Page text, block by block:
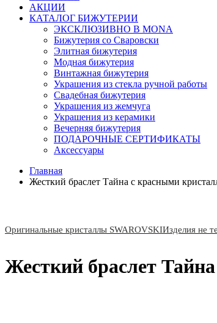
АКЦИИ
КАТАЛОГ БИЖУТЕРИИ
ЭКСКЛЮЗИВНО В MONA
Бижутерия со Сваровски
Элитная бижутерия
Модная бижутерия
Винтажная бижутерия
Украшения из стекла ручной работы
Свадебная бижутерия
Украшения из жемчуга
Украшения из керамики
Вечерняя бижутерия
ПОДАРОЧНЫЕ СЕРТИФИКАТЫ
Аксессуары
Главная
Жесткий браслет Тайна с красными
Оригинальные кристаллы SWAROVSKIИзделия не
Жесткий браслет